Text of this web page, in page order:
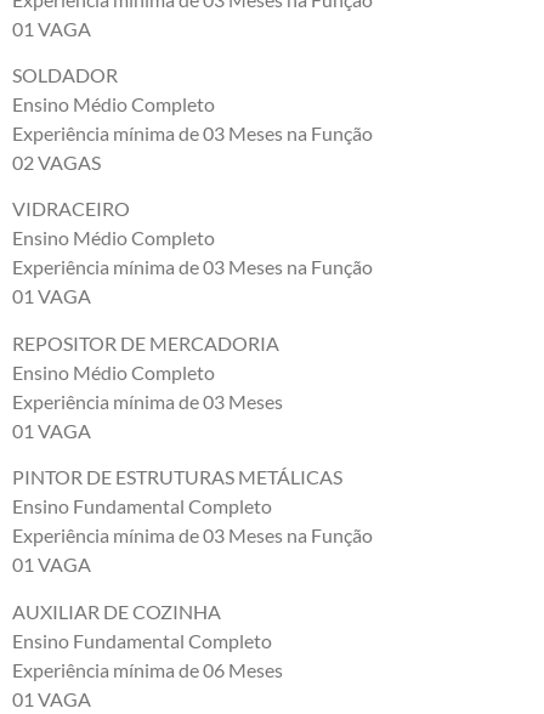
01 VAGA
SOLDADOR
Ensino Médio Completo
Experiência mínima de 03 Meses na Função
02 VAGAS
VIDRACEIRO
Ensino Médio Completo
Experiência mínima de 03 Meses na Função
01 VAGA
REPOSITOR DE MERCADORIA
Ensino Médio Completo
Experiência mínima de 03 Meses
01 VAGA
PINTOR DE ESTRUTURAS METÁLICAS
Ensino Fundamental Completo
Experiência mínima de 03 Meses na Função
01 VAGA
AUXILIAR DE COZINHA
Ensino Fundamental Completo
Experiência mínima de 06 Meses
01 VAGA